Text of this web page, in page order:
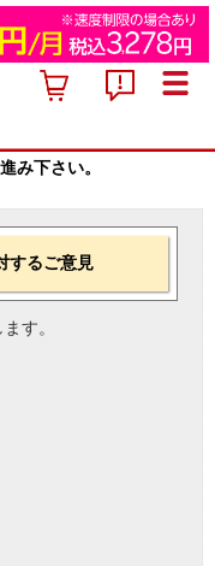
み下さい。
するご意見
す。